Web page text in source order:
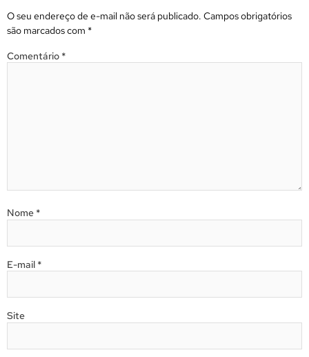
O seu endereço de e-mail não será publicado. Campos obrigatórios
são marcados com *
Comentário *
Nome *
E-mail *
Site